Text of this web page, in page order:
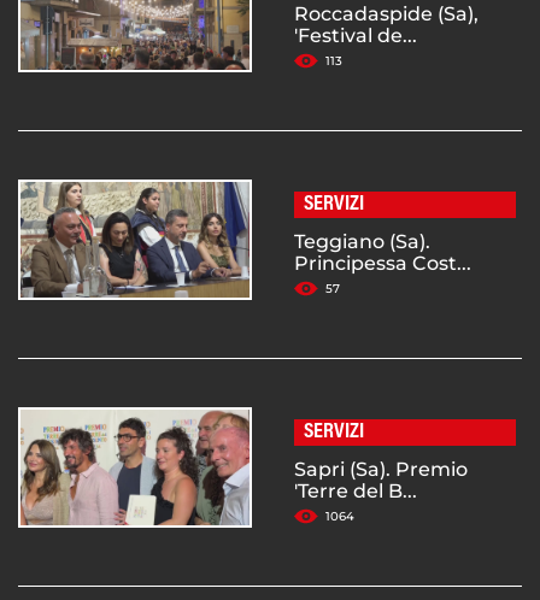
Roccadaspide (Sa),
'Festival de...
113
SERVIZI
Teggiano (Sa).
Principessa Cost...
57
SERVIZI
Sapri (Sa). Premio
'Terre del B...
1064